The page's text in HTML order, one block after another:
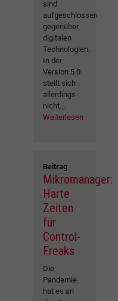
sind
aufgeschlossen
gegenüber
digitalen
Technologien.
In der
Version 5.0
stellt sich
allerdings
nicht...
Weiterlesen
Beitrag
Mikromanager:
Harte
Zeiten
für
Control-
Freaks
Die
Pandemie
hat es an